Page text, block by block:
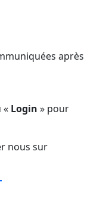
après
« Login » pour
nous sur